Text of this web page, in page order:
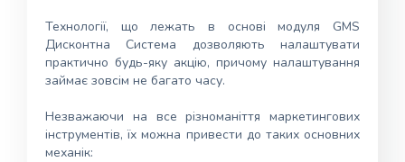
Технології, що лежать в основі модуля GMS
Дисконтна Система дозволяють налаштувати
практично будь-яку акцію, причому налаштування
займає зовсім не багато часу.
Незважаючи на все різноманіття маркетингових
інструментів, їх можна привести до таких основних
механік: